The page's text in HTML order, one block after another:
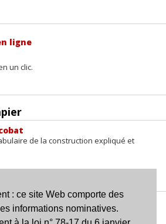
: ce site Web comporte des
informations nominatives.
ligne
un clic.
de la construction expliqué et
bâtiment en images et présenté par